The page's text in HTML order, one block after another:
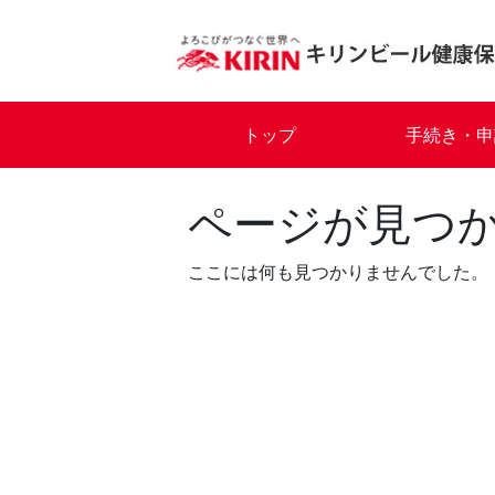
トップ 手続き・
ページが見つ
ここには何も見つかりませんでした。